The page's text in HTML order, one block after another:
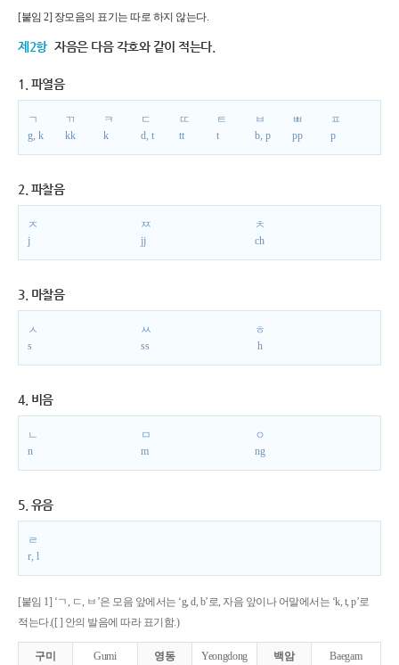
[붙임 2] 장모음의 표기는 따로 하지 않는다.
제2항 자음은 다음 각호와 같이 적는다.
1. 파열음
ㄱ
g, k
ㄲ
kk
ㅋ
k
ㄷ
d, t
ㄸ
tt
ㅌ
t
ㅂ
b, p
ㅃ
pp
ㅍ
p
2. 파찰음
ㅈ
j
ㅉ
jj
ㅊ
ch
3. 마찰음
ㅅ
s
ㅆ
ss
ㅎ
h
4. 비음
ㄴ
n
ㅁ
m
ㅇ
ng
5. 유음
ㄹ
r, l
[붙임 1] ‘ㄱ, ㄷ, ㅂ’은 모음 앞에서는 ‘g, d, b’로, 자음 앞이나 어말에서는 ‘k, t, p’로
적는다.([ ] 안의 발음에 따라 표기함.)
구미 Gumi 영동 Yeongdong 백암 Baegam